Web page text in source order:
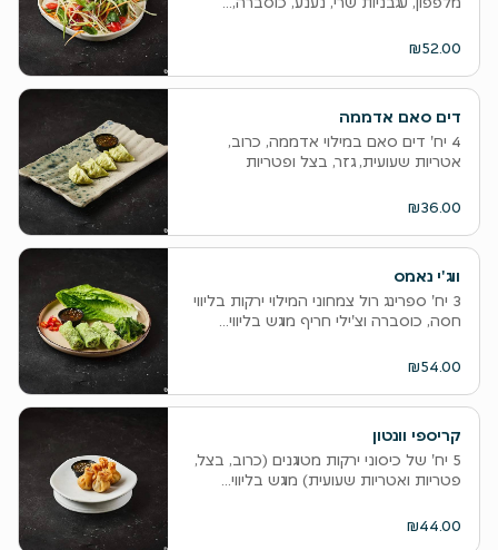
₪52.00
דים סאם אדממה
4 יח' דים סאם במילוי אדממה, כרוב,
אטריות שעועית, גזר, בצל ופטריות
₪36.00
ווג'י נאמס
3 יח' ספרינג רול צמחוני המילוי ירקות בליווי
חסה, כוסברה וצ'ילי חריף מוגש בליווי...
₪54.00
קריספי וונטון
5 יח' של כיסוני ירקות מטוגנים (כרוב, בצל,
פטריות ואטריות שעועית) מוגש בליווי...
₪44.00